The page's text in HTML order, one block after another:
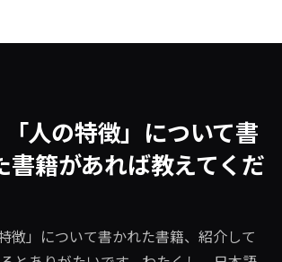
人の特徴」について書
書籍があれば教えてくだ
徴」について書かれた書籍、紹介して